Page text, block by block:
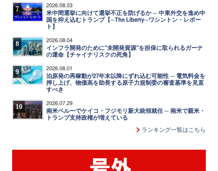
7 2026.08.03
米中間選挙に向けて選挙不正を防げるか ─ 中東外交を進め中
国を抑え込むトランプ【─The Liberty─ワシントン・レポー
ト】
8 2026.08.04
インフラ開発のために"未開発資源"を担保に取られるガーナ
の運命【チャイナリスクの死角】
9 2026.08.01
泊原発の再稼動が27年末以降にずれ込む可能性 ─ 電気料金を
押し上げ、物価高を助長する原子力規制委の審査基準を見直
すべき
10 2026.07.29
南米ペルーでケイコ・フジモリ新大統領就任 ─ 南米で親米・
トランプ支持政権が増えている
ランキング一覧はこちら